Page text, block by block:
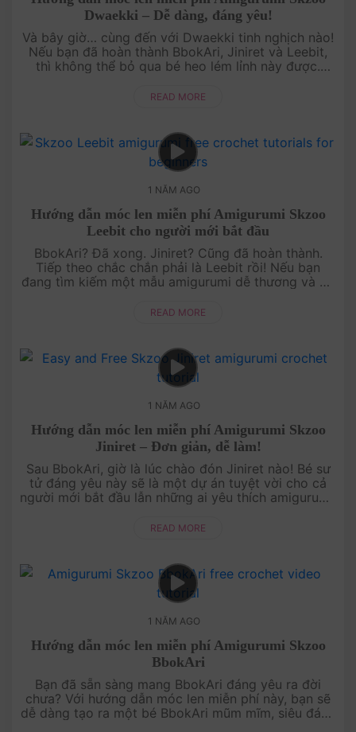
Dwaekki – Dễ dàng, đáng yêu!
Và bây giờ… cùng đến với Dwaekki tinh nghịch nào!
Nếu bạn đã hoàn thành BbokAri, Jiniret và Leebit,
thì không thể bỏ qua bé heo lém lỉnh này được.
tạo ra một Dw....
READ MORE
1 NĂM AGO
Hướng dẫn móc len miễn phí Amigurumi Skzoo
Leebit cho người mới bắt đầu
BbokAri? Đã xong. Jiniret? Cũng đã hoàn thành.
Tiếp theo chắc chắn phải là Leebit rồi! Nếu bạn
đang tìm kiếm một mẫu amigurumi dễ thương và dễ
Hướng dẫn chi tiết,....
READ MORE
1 NĂM AGO
Hướng dẫn móc len miễn phí Amigurumi Skzoo
Jiniret – Đơn giản, dễ làm!
Sau BbokAri, giờ là lúc chào đón Jiniret nào! Bé sư
tử đáng yêu này sẽ là một dự án tuyệt vời cho cả
người mới bắt đầu lẫn những ai yêu thích amigurumi.
tạo....
READ MORE
1 NĂM AGO
Hướng dẫn móc len miễn phí Amigurumi Skzoo
BbokAri
Bạn đã sẵn sàng mang BbokAri đáng yêu ra đời
chưa? Với hướng dẫn móc len miễn phí này, bạn sẽ
dễ dàng tạo ra một bé BbokAri mũm mĩm, siêu đáng